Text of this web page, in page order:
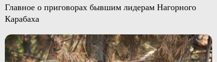
Главное о приговорах бывшим лидерам Нагорного
Карабаха